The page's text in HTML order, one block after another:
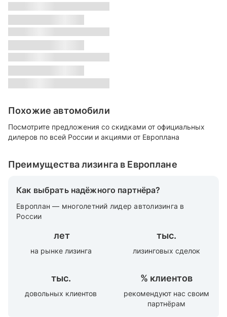
Похожие автомобили
Посмотрите предложения со скидками от официальных
дилеров по всей России и акциями от Европлана
Преимущества лизинга в Европлане
Как выбрать надёжного партнёра?
Европлан — многолетний лидер автолизинга в
России
лет
на рынке лизинга
тыс.
лизинговых сделок
тыс.
довольных клиентов
% клиентов
рекомендуют нас своим
партнёрам